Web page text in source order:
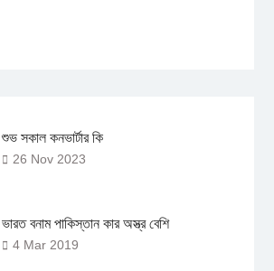
শুভ সকাল কনভার্টার কি
26 Nov 2023
ভারত বনাম পাকিস্তান কার অস্ত্র বেশি
4 Mar 2019